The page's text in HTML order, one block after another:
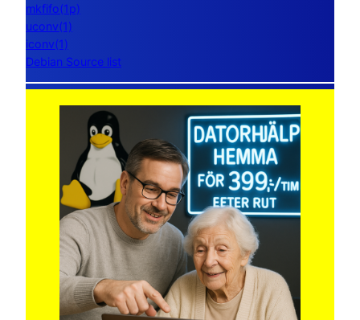
mkfifo(1p)
uconv(1)
iconv(1)
Debian Source list